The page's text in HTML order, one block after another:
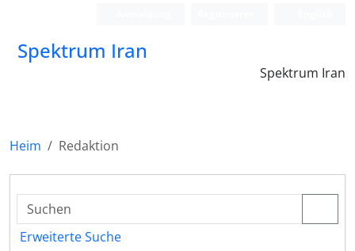
Spektrum Iran
Spektrum Iran
Heim Redaktion
Erweiterte Suche